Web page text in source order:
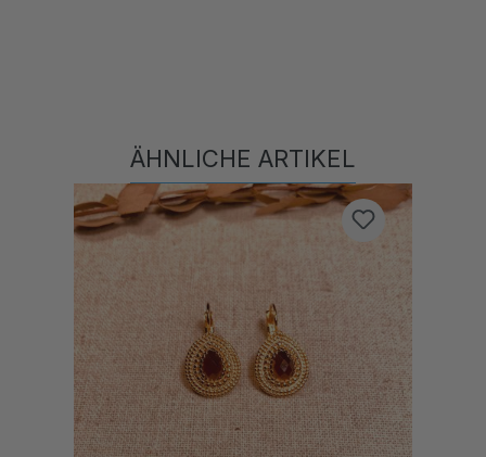
Produktgalerie überspringen